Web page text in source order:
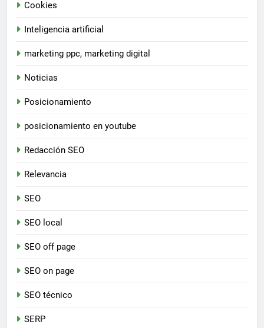
Cookies
Inteligencia artificial
marketing ppc, marketing digital
Noticias
Posicionamiento
posicionamiento en youtube
Redacción SEO
Relevancia
SEO
SEO local
SEO off page
SEO on page
SEO técnico
SERP